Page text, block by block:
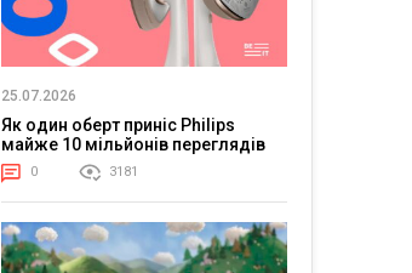
25.07.2026
Як один оберт приніс Philips
майже 10 мільйонів переглядів
0 3181